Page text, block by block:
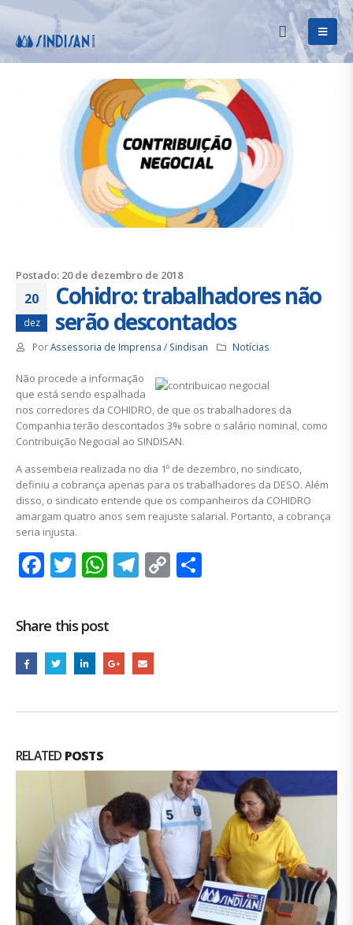
Postado: 20 de dezembro de 2018
20
dez
Cohidro: trabalhadores não
serão descontados
PorAssessoria de Imprensa / Sindisan Notícias
Não procede a informação
que está sendo espalhada
nos corredores da COHIDRO, de que os trabalhadores da
Companhia terão descontados 3% sobre o salário nominal, como
Contribuição Negocial ao SINDISAN.
A assembeia realizada no dia 1º de dezembro, no sindicato,
definiu a cobrança apenas para os trabalhadores da DESO. Além
disso, o sindicato entende que os companheiros da COHIDRO
amargam quatro anos sem reajuste salarial. Portanto, a cobrança
seria injusta.
Facebook
Twitter
WhatsApp
Telegram
Copy
Share this post
RELATED POSTS